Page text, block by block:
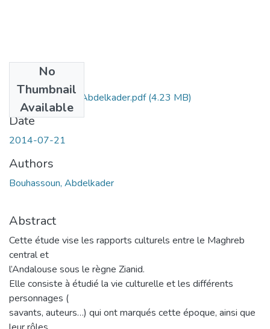
No
Thumbnail
Available
BOUHASSOUN Abdelkader.pdf(4.23 MB)
Date
2014-07-21
Authors
Bouhassoun, Abdelkader
Abstract
Cette étude vise les rapports culturels entre le Maghreb
central et
l’Andalouse sous le règne Zianid.
Elle consiste à étudié la vie culturelle et les différents
personnages (
savants, auteurs…) qui ont marqués cette époque, ainsi que